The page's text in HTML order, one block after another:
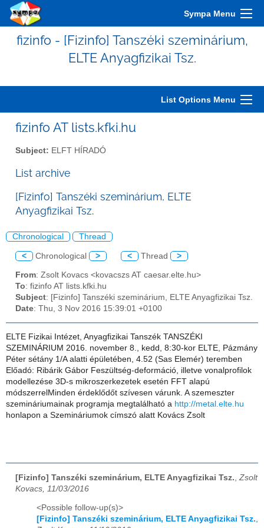
Sympa Menu
fizinfo - [Fizinfo] Tanszéki szeminárium,
ELTE Anyagfizikai Tsz.
List Options Menu
fizinfo AT lists.kfki.hu
Subject: ELFT HÍRADÓ
List archive
[Fizinfo] Tanszéki szeminárium, ELTE
Anyagfizikai Tsz.
Chronological Thread
< Chronological > < Thread >
From: Zsolt Kovacs <kovacszs AT caesar.elte.hu>
To: fizinfo AT lists.kfki.hu
Subject: [Fizinfo] Tanszéki szeminárium, ELTE Anyagfizikai Tsz.
Date: Thu, 3 Nov 2016 15:39:01 +0100
ELTE Fizikai Intézet, Anyagfizikai Tanszék TANSZÉKI
SZEMINÁRIUM 2016. november 8., kedd, 8:30-kor ELTE, Pázmány
Péter sétány 1/A alatti épületében, 4.52 (Sas Elemér) teremben
Előadó: Ribárik Gábor Feszültség-deformáció, illetve vonalprofilok
modellezése 3D-s mikroszerkezetek esetén FFT alapú
módszerrelMinden érdeklődőt szívesen várunk. A szemeszter
szemináriumainak programja megtalálható a http://metal.elte.hu
honlapon a Szemináriumok címszó alatt Kovács Zsolt
[Fizinfo] Tanszéki szeminárium, ELTE Anyagfizikai Tsz. Zsolt
Kovacs, 11/03/2016
<Possible follow-up(s)>
[Fizinfo] Tanszéki szeminárium, ELTE Anyagfizikai Tsz.,